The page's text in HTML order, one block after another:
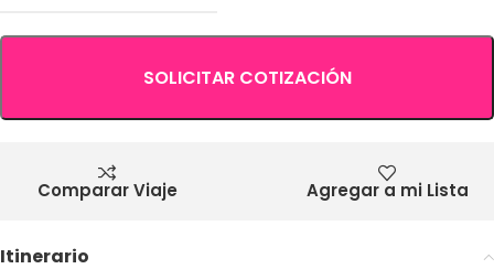
SOLICITAR COTIZACIÓN
Comparar Viaje Agregar a mi Lista
Itinerario